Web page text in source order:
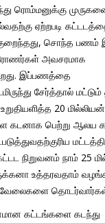
ரொம்மனுக்கு
ஏற்றபடி
குறைந்தது, சொந்த
அவசரமாக
இப்பணத்தை
சேர்த்தால்
20 மில்லியன்
கடனாக பெற்று ஆலய
நிறுவனம் நாம் 25
உத்தரவதாம்
கட்டங்களை கடந்து